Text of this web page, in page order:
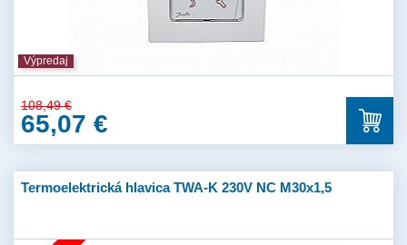
Výpredaj
108,49 €
65,07 €
Termoelektrická hlavica TWA-K 230V NC M30x1,5